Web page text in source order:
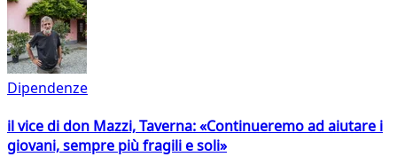
Dipendenze
il vice di don Mazzi, Taverna: «Continueremo ad aiutare i
giovani, sempre più fragili e soli»